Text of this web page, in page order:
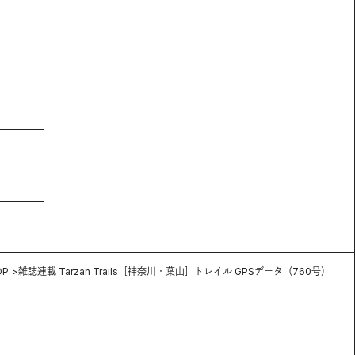
雑誌連載 Tarzan Trails［神奈川・葉山］トレイル GPSデータ（760号）